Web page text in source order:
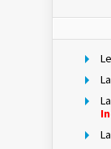
Le
La